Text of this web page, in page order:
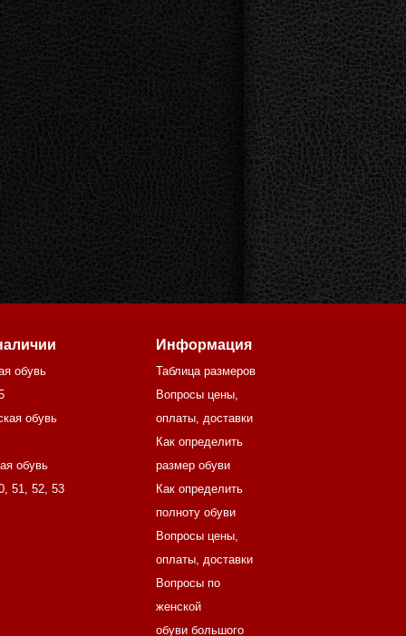
обувь
обувь
обувь
, 51, 52, 53
Информация
Таблица размеров
Вопросы цены,
оплаты, доставки
Как определить
размер обуви
Как определить
полноту обуви
Вопросы цены,
оплаты, доставки
Вопросы по
женской
обуви большого